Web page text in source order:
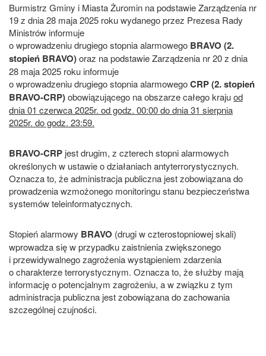
Burmistrz Gminy i Miasta Żuromin na podstawie Zarządzenia nr
19 z dnia 28 maja 2025 roku wydanego przez Prezesa Rady
Ministrów informuje
o wprowadzeniu drugiego stopnia alarmowego BRAVO (2.
stopień BRAVO)oraz na podstawie Zarządzenia nr 20 z dnia
28 maja 2025 roku informuje
o wprowadzeniu drugiego stopnia alarmowegoCRP (2. stopień
BRAVO-CRP)obowiązującego na obszarze całego krajuod
dnia 01 czerwca 2025r. od godz. 00:00 do dnia 31 sierpnia
2025r. do godz. 23:59.
BRAVO-CRP jest drugim, z czterech stopni alarmowych
określonych w ustawie o działaniach antyterrorystycznych.
Oznacza to, że administracja publiczna jest zobowiązana do
prowadzenia wzmożonego monitoringu stanu bezpieczeństwa
systemów teleinformatycznych.
Stopień alarmowy BRAVO (drugi w czterostopniowej skali)
wprowadza się w przypadku zaistnienia zwiększonego
i przewidywalnego zagrożenia wystąpieniem zdarzenia
o charakterze terrorystycznym. Oznacza to, że służby mają
informację o potencjalnym zagrożeniu, a w związku z tym
administracja publiczna jest zobowiązana do zachowania
szczególnej czujności.